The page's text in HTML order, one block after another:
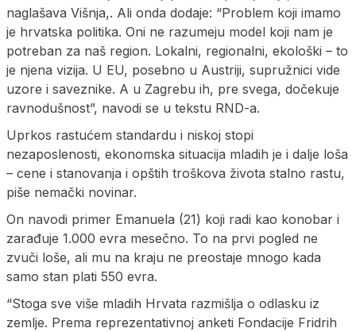
naglašava Višnja,. Ali onda dodaje: “Problem koji imamo
je hrvatska politika. Oni ne razumeju model koji nam je
potreban za naš region. Lokalni, regionalni, ekološki – to
je njena vizija. U EU, posebno u Austriji, supružnici vide
uzore i saveznike. A u Zagrebu ih, pre svega, dočekuje
ravnodušnost”, navodi se u tekstu RND-a.
Uprkos rastućem standardu i niskoj stopi
nezaposlenosti, ekonomska situacija mladih je i dalje loša
– cene i stanovanja i opštih troškova života stalno rastu,
piše nemački novinar.
On navodi primer Emanuela (21) koji radi kao konobar i
zarađuje 1.000 evra mesečno. To na prvi pogled ne
zvuči loše, ali mu na kraju ne preostaje mnogo kada
samo stan plati 550 evra.
“Stoga sve više mladih Hrvata razmišlja o odlasku iz
zemlje. Prema reprezentativnoj anketi Fondacije Fridrih